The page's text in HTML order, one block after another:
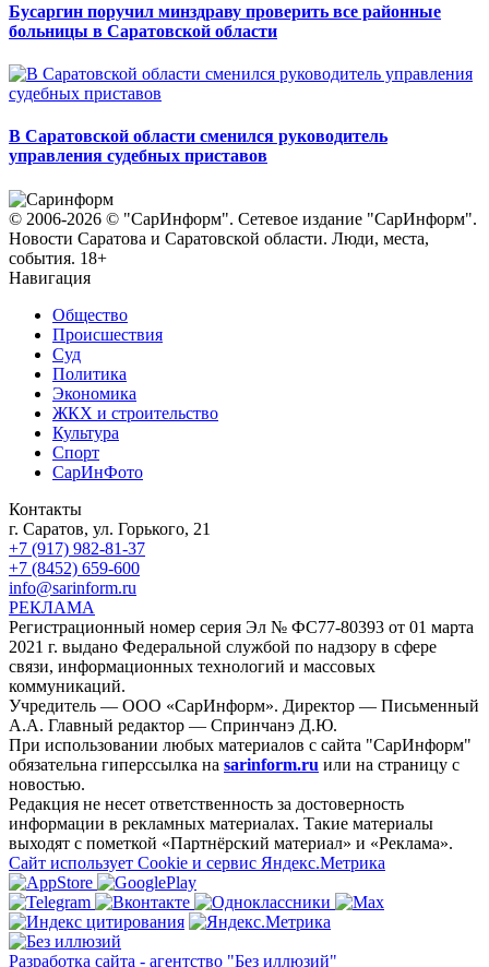
Бусаргин поручил минздраву проверить все районные
больницы в Саратовской области
В Саратовской области сменился руководитель
управления судебных приставов
© 2006-2026 © "СарИнформ". Сетевое издание "СарИнформ".
Новости Саратова и Саратовской области. Люди, места,
события. 18+
Навигация
Общество
Происшествия
Суд
Политика
Экономика
ЖКХ и строительство
Культура
Спорт
СарИнФото
Контакты
г. Саратов, ул. Горького, 21
+7 (917) 982-81-37
+7 (8452) 659-600
info@sarinform.ru
РЕКЛАМА
Регистрационный номер серия Эл № ФС77-80393 от 01 марта
2021 г. выдано Федеральной службой по надзору в сфере
связи, информационных технологий и массовых
коммуникаций.
Учредитель — ООО «СарИнформ». Директор — Письменный
А.А. Главный редактор — Спринчанэ Д.Ю.
При использовании любых материалов с сайта "СарИнформ"
обязательна гиперссылка на sarinform.ru или на страницу с
новостью.
Редакция не несет ответственность за достоверность
информации в рекламных материалах. Такие материалы
выходят с пометкой «Партнёрский материал» и «Реклама».
Сайт использует Cookie и сервиc Яндекс.Метрика
Разработка сайта - агентство "Без иллюзий"